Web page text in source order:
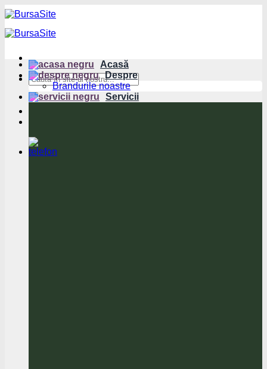
Sari
la
conținut
Acasă
Despre
Brandurile noastre
Servicii